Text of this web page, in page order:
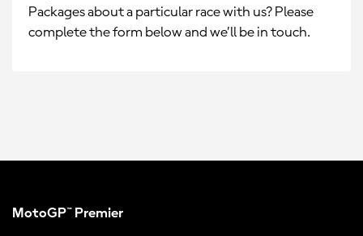
Packages about a particular race with us? Please
complete the form below and we’ll be in touch.
MotoGP™ Premier